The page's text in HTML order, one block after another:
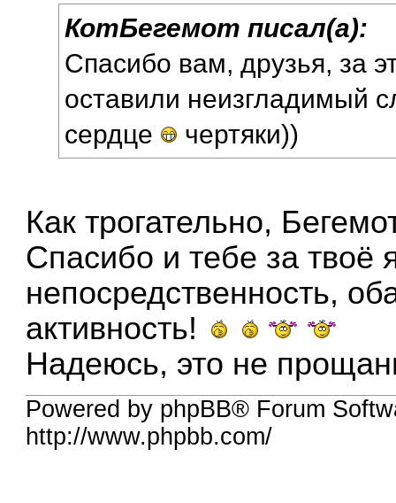
КотБегемот писал(а):
Спасибо вам, друзья, за
оставили неизгладимый
сердце
чертяки))
Как трогательно,
Спасибо и тебе за твоё
непосредственность,
активность!
Надеюсь, это не
Powered by phpBB® Forum
http://www.phpbb.com/